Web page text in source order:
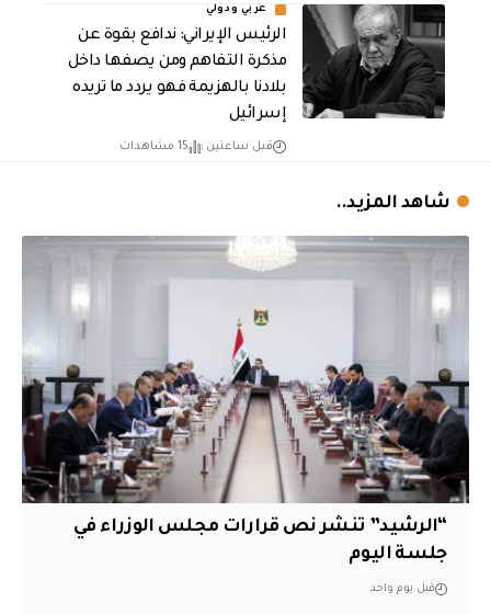
عربي ودولي
الرئيس الإيراني: ندافع بقوة عن
مذكرة التفاهم ومن يصفها داخل
بلادنا بالهزيمة فهو يردد ما تريده
إسرائيل
قبل ساعتين 15 مشاهدات
شاهد المزيد..
“الرشيد” تنشر نص قرارات مجلس الوزراء في
جلسة اليوم
قبل يوم واحد